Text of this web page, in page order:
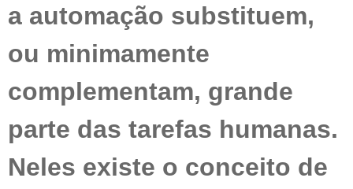
a automação substituem,
ou minimamente
complementam, grande
parte das tarefas humanas.
Neles existe o conceito de